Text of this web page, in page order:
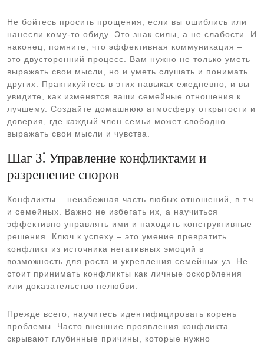
Не бойтесь просить прощения, если вы ошиблись или
нанесли кому-то обиду. Это знак силы, а не слабости. И
наконец, помните, что эффективная коммуникация –
это двусторонний процесс. Вам нужно не только уметь
выражать свои мысли, но и уметь слушать и понимать
других. Практикуйтесь в этих навыках ежедневно, и вы
увидите, как изменятся ваши семейные отношения к
лучшему. Создайте домашнюю атмосферу открытости и
доверия, где каждый член семьи может свободно
выражать свои мысли и чувства.
Шаг 3⁚ Управление конфликтами и
разрешение споров
Конфликты – неизбежная часть любых отношений, в т.ч.
и семейных. Важно не избегать их, а научиться
эффективно управлять ими и находить конструктивные
решения. Ключ к успеху – это умение превратить
конфликт из источника негативных эмоций в
возможность для роста и укрепления семейных уз. Не
стоит принимать конфликты как личные оскорбления
или доказательство нелюбви.
Прежде всего, научитесь идентифицировать корень
проблемы. Часто внешние проявления конфликта
скрывают глубинные причины, которые нужно